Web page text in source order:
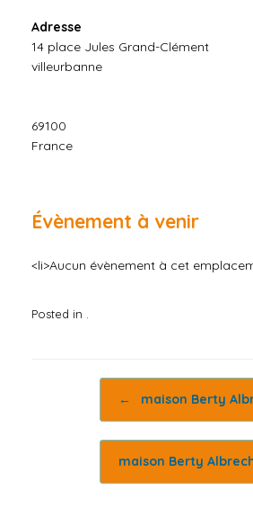
Adresse
14 place Jules Grand-Clément
villeurbanne
69100
France
Évènement à venir
<li>Aucun évènement à cet
Posted in .
← maison Berty
maison Berty